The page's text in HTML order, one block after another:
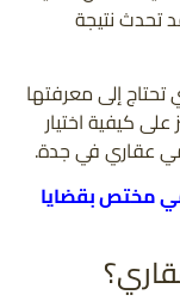
تحدث نتيجة
إلى معرفتها
كيفية اختيار
عقاري في جدة.
مختص بقضايا